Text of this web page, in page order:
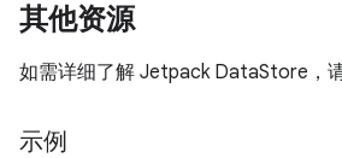
其他资源
如需详细了解 Jetpack DataStore，
示例